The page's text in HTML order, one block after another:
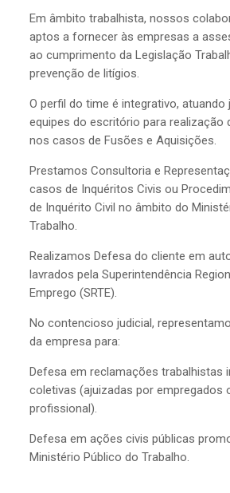
Em âmbito trabalhista, nossos
aptos a fornecer às empresas a
ao cumprimento da Legislação
prevenção de litígios.
O perfil do time é integrativo, atuando
equipes do escritório para realização
nos casos de Fusões e Aquisições.
Prestamos Consultoria e
casos de Inquéritos Civis ou
de Inquérito Civil no âmbito do
Trabalho.
Realizamos Defesa do cliente em
lavrados pela Superintendência
Emprego (SRTE).
No contencioso judicial,
da empresa para:
Defesa em reclamações trabalhistas
coletivas (ajuizadas por empregados
profissional).
Defesa em ações civis públicas
Ministério Público do Trabalho.